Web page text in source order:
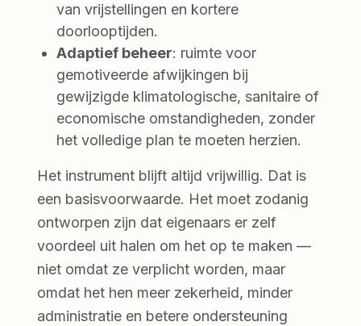
van vrijstellingen en kortere
doorlooptijden.
Adaptief beheer: ruimte voor
gemotiveerde afwijkingen bij
gewijzigde klimatologische, sanitaire of
economische omstandigheden, zonder
het volledige plan te moeten herzien.
Het instrument blijft altijd vrijwillig. Dat is
een basisvoorwaarde. Het moet zodanig
ontworpen zijn dat eigenaars er zelf
voordeel uit halen om het op te maken —
niet omdat ze verplicht worden, maar
omdat het hen meer zekerheid, minder
administratie en betere ondersteuning